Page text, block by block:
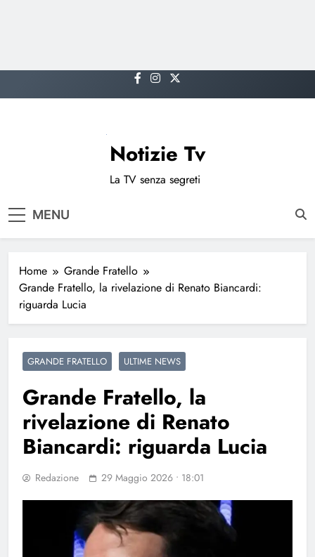
to
Notizie Tv
La TV senza segreti
MENU
Home
Grande Fratello
Grande Fratello, la rivelazione di Renato Biancardi:
riguarda Lucia
GRANDE FRATELLO ULTIME NEWS
Grande Fratello, la
rivelazione di Renato
Biancardi: riguarda Lucia
Redazione 29 Maggio 2026 • 18:01